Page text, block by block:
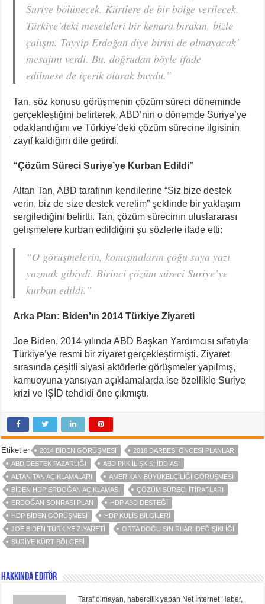
Suriye bölünecek. Kürtlere de bir bölge verilecek.
Türkiye’deki meseleleri bir kenara bırakın, bizle
çalışın. Tayyip Erdoğan diye birisi de olmayacak’
mesajını verdi. Bu, doğrudan böyle ifade
edilmese de içerik olarak buydu.”
Tan, söz konusu görüşmenin çözüm süreci döneminde
gerçekleştiğini belirterek, ABD’nin o dönemde Suriye’ye
odaklandığını ve Türkiye’deki çözüm sürecine ilgisinin
zayıf kaldığını dile getirdi.
“Çözüm Süreci Suriye’ye Kurban Edildi”
Altan Tan, ABD tarafının kendilerine “Siz bize destek
verin, biz de size destek verelim” şeklinde bir yaklaşım
sergilediğini belirtti. Tan, çözüm sürecinin uluslararası
gelişmelere kurban edildiğini şu sözlerle ifade etti:
“O görüşmelerin, konuşmaların çoğu suya yazı
yazmak gibiydi. Birinci çözüm süreci Suriye’ye
kurban edildi.”
Arka Plan: Biden’ın 2014 Türkiye Ziyareti
Joe Biden, 2014 yılında ABD Başkan Yardımcısı sıfatıyla
Türkiye’ye resmi bir ziyaret gerçekleştirmişti. Ziyaret
sırasında çeşitli siyasi aktörlerle görüşmeler yapılmış,
kamuoyuna yansıyan açıklamalarda ise özellikle Suriye
krizi ve IŞİD tehdidi öne çıkmıştı.
Etiketler 2014 BIDEN GÖRÜŞMESI
2016 DARBESI ÖNCESI PLANLAR
ABD DESTEK PAZARLIĞI
ABD PKK ILIŞKISI IDDIASI
ALTAN TAN AÇIKLAMALARI
AMERIKAN BÜYÜKELÇILIĞI GÖRÜŞMESI
BIDEN HDP ERDOĞAN AÇIKLAMASI
ÇÖZÜM SÜRECI ITIRAFLARI
ERDOĞAN SONRASI PLAN
HDP ABD DESTEĞI
HDP BIDEN GÖRÜŞMESI
HDP KULIS BILGILERI
JOE BIDEN TÜRKIYE ZIYARETI
ORTA DOĞU SINIRLARI DEĞIŞIKLIĞI
SURIYE KÜRT BÖLGESI
Hakkında Editör
Taraf olmayan, habercilik yapan Net İnternet Haber,